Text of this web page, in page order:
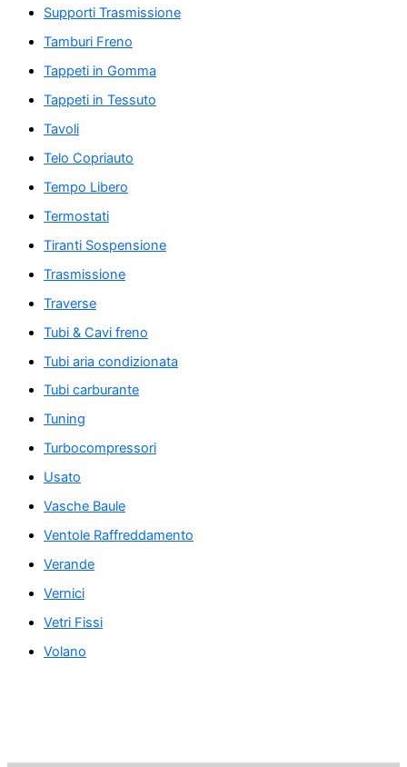
Supporti Trasmissione
Tamburi Freno
Tappeti in Gomma
Tappeti in Tessuto
Tavoli
Telo Copriauto
Tempo Libero
Termostati
Tiranti Sospensione
Trasmissione
Traverse
Tubi & Cavi freno
Tubi aria condizionata
Tubi carburante
Tuning
Turbocompressori
Usato
Vasche Baule
Ventole Raffreddamento
Verande
Vernici
Vetri Fissi
Volano